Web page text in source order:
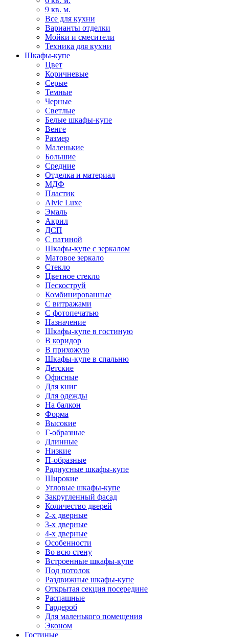
9 кв. м.
Все для кухни
Варианты отделки
Мойки и смесители
Техника для кухни
Шкафы-купе
Цвет
Коричневые
Серые
Темные
Черные
Светлые
Белые шкафы-купе
Венге
Размер
Маленькие
Большие
Средние
Отделка и материал
МДФ
Пластик
Alvic Luxe
Эмаль
Акрил
ДСП
С патиной
Шкафы-купе с зеркалом
Матовое зеркало
Стекло
Цветное стекло
Пескоструй
Комбинированные
С витражами
С фотопечатью
Назначение
Шкафы-купе в гостиную
В коридор
В прихожую
Шкафы-купе в спальню
Детские
Офисные
Для книг
Для одежды
На балкон
Форма
Высокие
Г-образные
Длинные
Низкие
П-образные
Радиусные шкафы-купе
Широкие
Угловые шкафы-купе
Закругленный фасад
Количество дверей
2-х дверные
3-х дверные
4-х дверные
Особенности
Во всю стену
Встроенные шкафы-купе
Под потолок
Раздвижные шкафы-купе
Открытая секция посередине
Распашные
Гардероб
Для маленького помещения
Эконом
Гостиные